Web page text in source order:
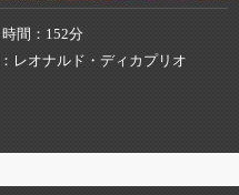
時間
152分
レオナルド・ディカプリオ